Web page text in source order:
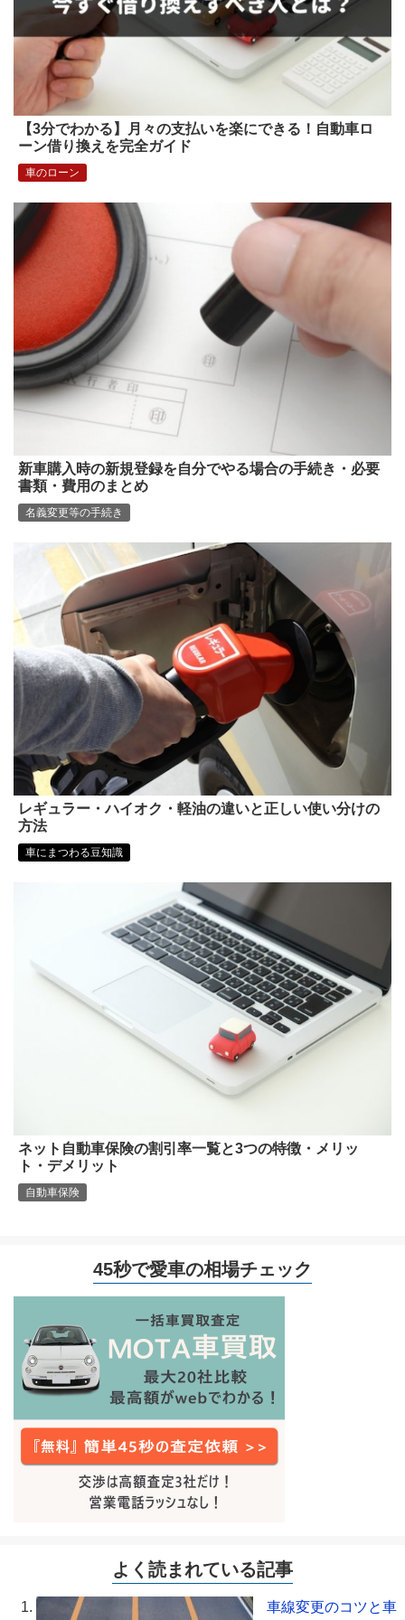
【3分でわかる】月々の支払いを楽にできる！自動車ロ
ーン借り換えを完全ガイド
車のローン
新車購入時の新規登録を自分でやる場合の手続き・必要
書類・費用のまとめ
名義変更等の手続き
レギュラー・ハイオク・軽油の違いと正しい使い分けの
方法
車にまつわる豆知識
ネット自動車保険の割引率一覧と3つの特徴・メリッ
ト・デメリット
自動車保険
45秒で愛車の相場チェック
よく読まれている記事
車線変更のコツと車